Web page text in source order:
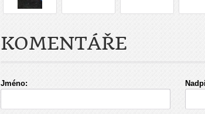
KOMENTÁŘE
Jméno: